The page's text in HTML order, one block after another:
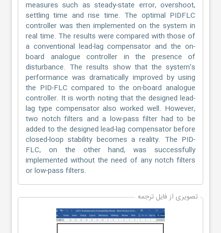
measures such as steady-state error, overshoot,
settling time and rise time. The optimal PIDFLC
controller was then implemented on the system in
real time. The results were compared with those of
a conventional lead-lag compensator and the on-
board analogue controller in the presence of
disturbance. The results show that the system’s
performance was dramatically improved by using
the PID-FLC compared to the on-board analogue
controller. It is worth noting that the designed lead-
lag type compensator also worked well. However,
two notch filters and a low-pass filter had to be
added to the designed lead-lag compensator before
closed-loop stability becomes a reality. The PID-
FLC, on the other hand, was successfully
implemented without the need of any notch filters
or low-pass filters.
تصویری از فایل ترجمه